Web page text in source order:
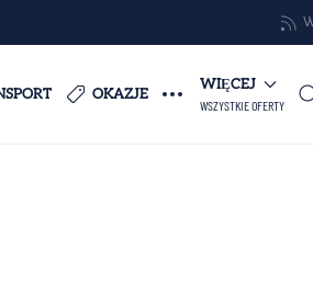
OKAZJE
WIĘCEJ
WSZYSTKIE OFERTY